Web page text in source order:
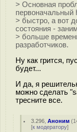
> Основная
первоначальный
> быстро, а вот
состояния -
> больше
разработчиков.
Ну как грится,
будет...
И да, я
можно сделать
тресните все.
3.296 ,Аноним (
[к модератору]